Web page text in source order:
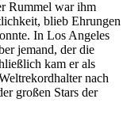
Rummel war ihm
blieb Ehrungen
In Los Angeles
jemand, der die
kam er als
nach
großen Stars der